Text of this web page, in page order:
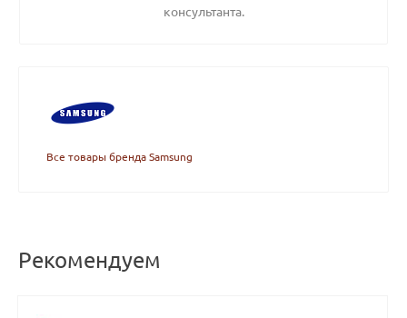
консультанта.
Все товары бренда Samsung
Рекомендуем